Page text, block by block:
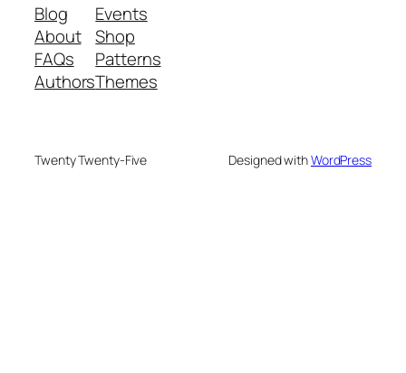
Blog
About
FAQs
Authors
Events
Shop
Patterns
Themes
Twenty Twenty-Five Designed withWordPress